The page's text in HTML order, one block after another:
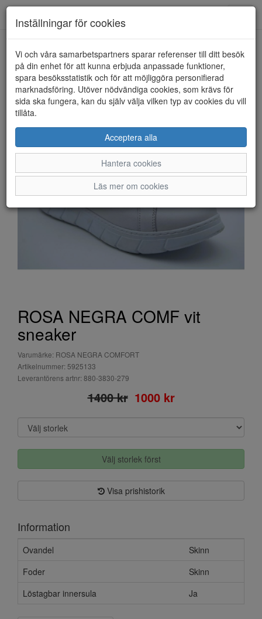
HEM ROSA NEGRA COMFORT
ROSA NEGRA COMF vit
sneaker
Varumärke: ROSA NEGRA COMFORT
Artikelnummer: 5925133
Leverantörens artnr: 880-3830-279
1400 kr 1000 kr
Välj storlek först
Visa prishistorik
Information
Ovandel
Skinn
Foder
Skinn
Löstagbar innersula
Ja
Inställningar för cookies
Vi och våra samarbetspartners sparar referenser till ditt besök
på din enhet för att kunna erbjuda anpassade funktioner,
spara besöksstatistik och för att möjliggöra personifierad
marknadsföring. Utöver nödvändiga cookies, som krävs för
sida ska fungera, kan du själv välja vilken typ av cookies du vill
tillåta.
Acceptera alla
Hantera cookies
Läs mer om cookies